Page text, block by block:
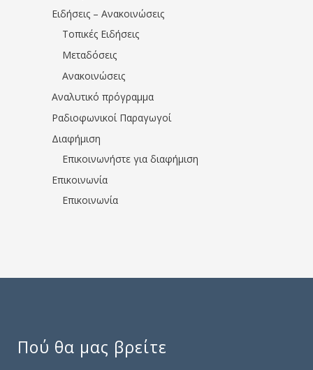
Ειδήσεις – Ανακοινώσεις
Τοπικές Ειδήσεις
Μεταδόσεις
Ανακοινώσεις
Αναλυτικό πρόγραμμα
Ραδιοφωνικοί Παραγωγοί
Διαφήμιση
Επικοινωνήστε για διαφήμιση
Επικοινωνία
Επικοινωνία
Πού θα μας βρείτε